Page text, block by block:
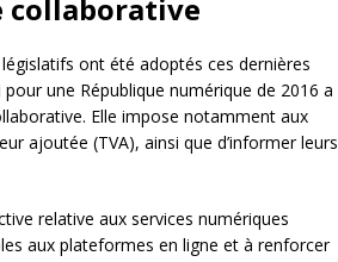
collaborative
ont été adoptés ces dernières
une République numérique de 2016 a
Elle impose notamment aux
ajoutée (TVA), ainsi que d’informer leurs
relative aux services numériques
aux plateformes en ligne et à renforcer